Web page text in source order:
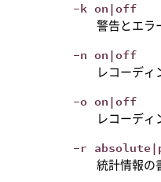
-k on|off
警告とエラ
-n on|off
レコーディ
-o on|off
レコーディ
-r
統計情報の